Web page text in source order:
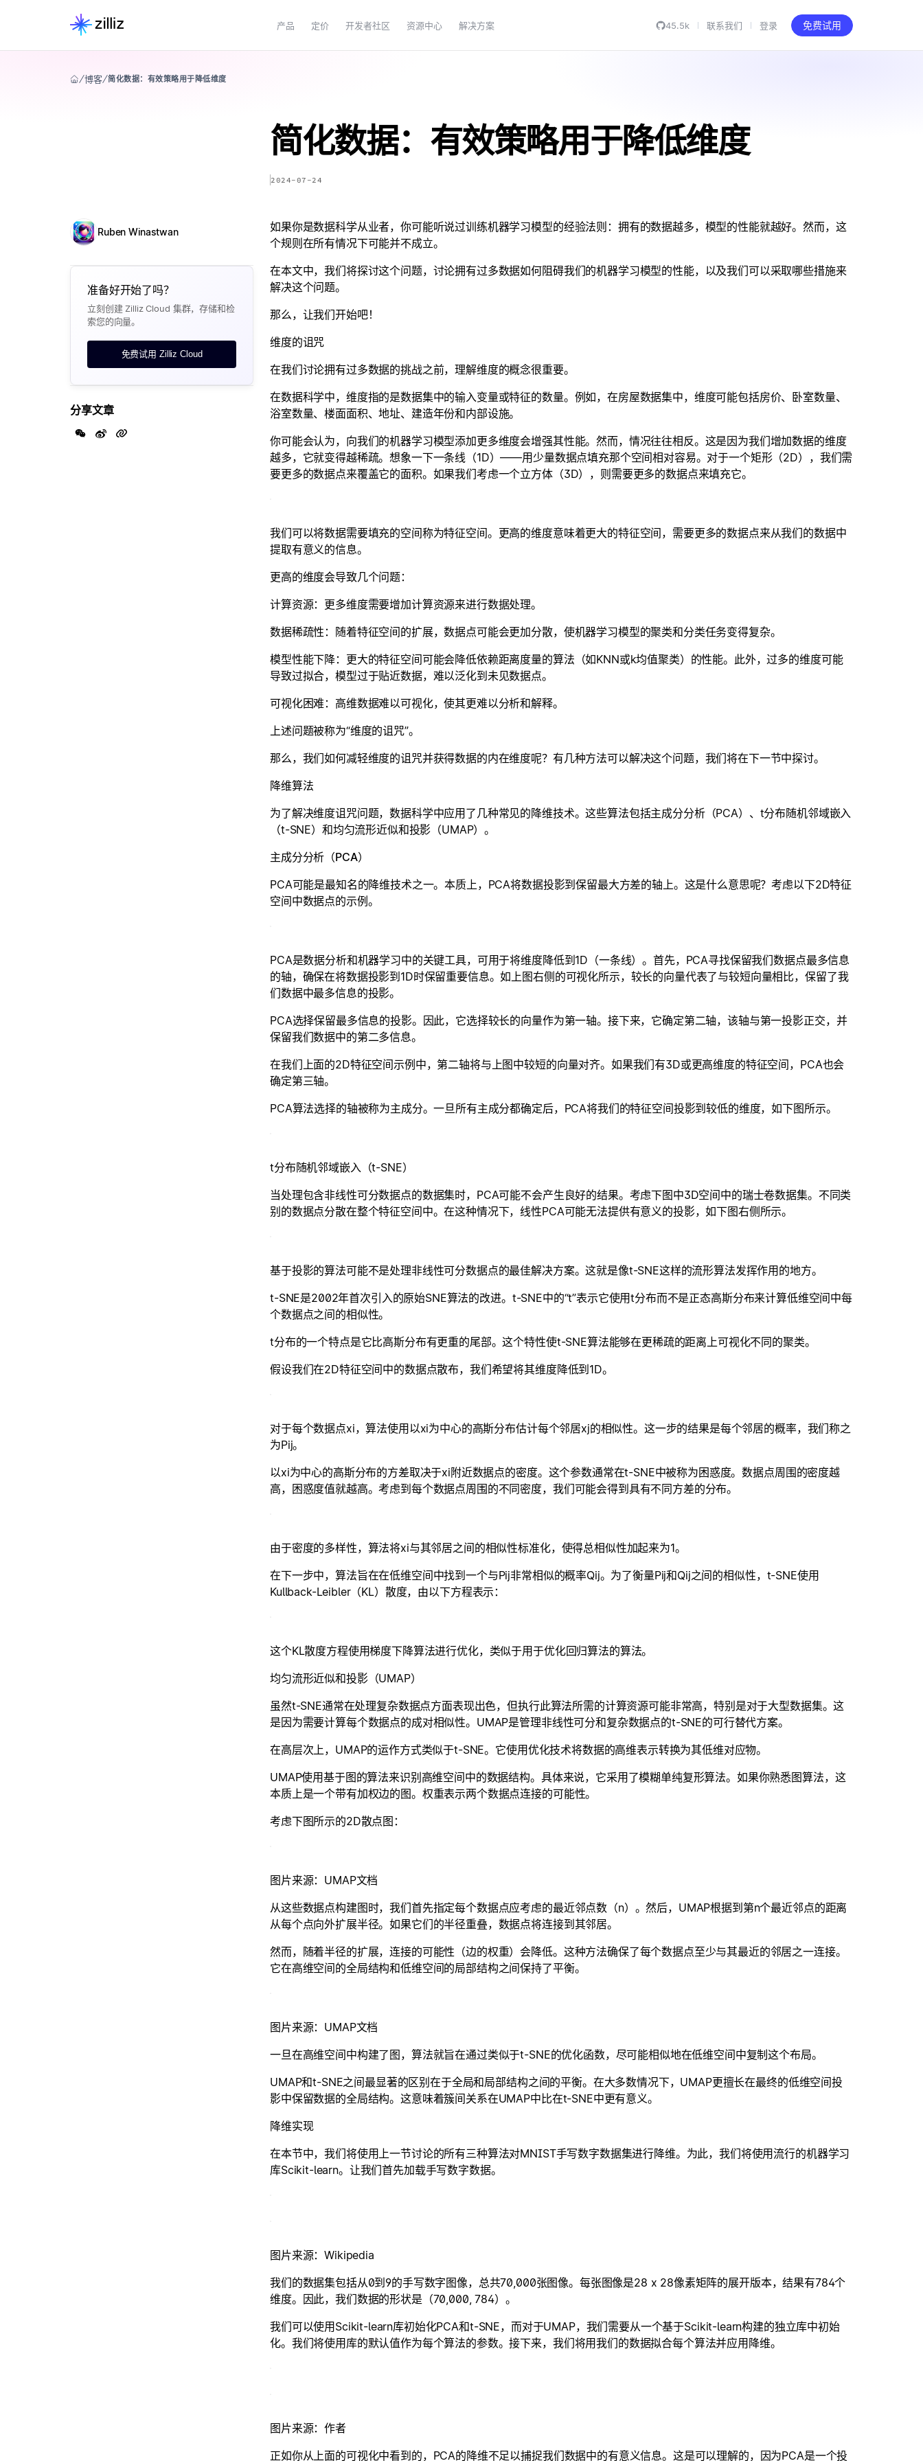
产品 定价 开发者社区 资源中心 解决方案 45.5k 联系我们 登录 免费试用
博客 简化数据：有效策略用于降低维度
简化数据：有效策略用于降低维度
2024-07-24
Ruben Winastwan
准备好开始了吗？
立刻创建 Zilliz Cloud 集群，存储和检
索您的向量。
免费试用 Zilliz Cloud
分享文章
如果你是数据科学从业者，你可能听说过训练机器学习模型的经验法则：拥有的数据越多，模型的性能就越好。然而，这
个规则在所有情况下可能并不成立。
在本文中，我们将探讨这个问题，讨论拥有过多数据如何阻碍我们的机器学习模型的性能，以及我们可以采取哪些措施来
解决这个问题。
那么，让我们开始吧！
维度的诅咒
在我们讨论拥有过多数据的挑战之前，理解维度的概念很重要。
在数据科学中，维度指的是数据集中的输入变量或特征的数量。例如，在房屋数据集中，维度可能包括房价、卧室数量、
浴室数量、楼面面积、地址、建造年份和内部设施。
你可能会认为，向我们的机器学习模型添加更多维度会增强其性能。然而，情况往往相反。这是因为我们增加数据的维度
越多，它就变得越稀疏。想象一下一条线（1D）——用少量数据点填充那个空间相对容易。对于一个矩形（2D），我们需
要更多的数据点来覆盖它的面积。如果我们考虑一个立方体（3D），则需要更多的数据点来填充它。
我们可以将数据需要填充的空间称为特征空间。更高的维度意味着更大的特征空间，需要更多的数据点来从我们的数据中
提取有意义的信息。
更高的维度会导致几个问题：
计算资源：更多维度需要增加计算资源来进行数据处理。
数据稀疏性：随着特征空间的扩展，数据点可能会更加分散，使机器学习模型的聚类和分类任务变得复杂。
模型性能下降：更大的特征空间可能会降低依赖距离度量的算法（如KNN或k均值聚类）的性能。此外，过多的维度可能
导致过拟合，模型过于贴近数据，难以泛化到未见数据点。
可视化困难：高维数据难以可视化，使其更难以分析和解释。
上述问题被称为“维度的诅咒”。
那么，我们如何减轻维度的诅咒并获得数据的内在维度呢？有几种方法可以解决这个问题，我们将在下一节中探讨。
降维算法
为了解决维度诅咒问题，数据科学中应用了几种常见的降维技术。这些算法包括主成分分析（PCA）、t分布随机邻域嵌入
（t-SNE）和均匀流形近似和投影（UMAP）。
主成分分析（PCA）
PCA可能是最知名的降维技术之一。本质上，PCA将数据投影到保留最大方差的轴上。这是什么意思呢？考虑以下2D特征
空间中数据点的示例。
PCA是数据分析和机器学习中的关键工具，可用于将维度降低到1D（一条线）。首先，PCA寻找保留我们数据点最多信息
的轴，确保在将数据投影到1D时保留重要信息。如上图右侧的可视化所示，较长的向量代表了与较短向量相比，保留了我
们数据中最多信息的投影。
PCA选择保留最多信息的投影。因此，它选择较长的向量作为第一轴。接下来，它确定第二轴，该轴与第一投影正交，并
保留我们数据中的第二多信息。
在我们上面的2D特征空间示例中，第二轴将与上图中较短的向量对齐。如果我们有3D或更高维度的特征空间，PCA也会
确定第三轴。
PCA算法选择的轴被称为主成分。一旦所有主成分都确定后，PCA将我们的特征空间投影到较低的维度，如下图所示。
t分布随机邻域嵌入（t-SNE）
当处理包含非线性可分数据点的数据集时，PCA可能不会产生良好的结果。考虑下图中3D空间中的瑞士卷数据集。不同类
别的数据点分散在整个特征空间中。在这种情况下，线性PCA可能无法提供有意义的投影，如下图右侧所示。
基于投影的算法可能不是处理非线性可分数据点的最佳解决方案。这就是像t-SNE这样的流形算法发挥作用的地方。
t-SNE是2002年首次引入的原始SNE算法的改进。t-SNE中的“t”表示它使用t分布而不是正态高斯分布来计算低维空间中每
个数据点之间的相似性。
t分布的一个特点是它比高斯分布有更重的尾部。这个特性使t-SNE算法能够在更稀疏的距离上可视化不同的聚类。
假设我们在2D特征空间中的数据点散布，我们希望将其维度降低到1D。
对于每个数据点xi，算法使用以xi为中心的高斯分布估计每个邻居xj的相似性。这一步的结果是每个邻居的概率，我们称之
为Pij。
以xi为中心的高斯分布的方差取决于xi附近数据点的密度。这个参数通常在t-SNE中被称为困惑度。数据点周围的密度越
高，困惑度值就越高。考虑到每个数据点周围的不同密度，我们可能会得到具有不同方差的分布。
由于密度的多样性，算法将xi与其邻居之间的相似性标准化，使得总相似性加起来为1。
在下一步中，算法旨在在低维空间中找到一个与Pij非常相似的概率Qij。为了衡量Pij和Qij之间的相似性，t-SNE使用
Kullback-Leibler（KL）散度，由以下方程表示：
这个KL散度方程使用梯度下降算法进行优化，类似于用于优化回归算法的算法。
均匀流形近似和投影（UMAP）
虽然t-SNE通常在处理复杂数据点方面表现出色，但执行此算法所需的计算资源可能非常高，特别是对于大型数据集。这
是因为需要计算每个数据点的成对相似性。UMAP是管理非线性可分和复杂数据点的t-SNE的可行替代方案。
在高层次上，UMAP的运作方式类似于t-SNE。它使用优化技术将数据的高维表示转换为其低维对应物。
UMAP使用基于图的算法来识别高维空间中的数据结构。具体来说，它采用了模糊单纯复形算法。如果你熟悉图算法，这
本质上是一个带有加权边的图。权重表示两个数据点连接的可能性。
考虑下图所示的2D散点图：
图片来源：UMAP文档
从这些数据点构建图时，我们首先指定每个数据点应考虑的最近邻点数（n）。然后，UMAP根据到第n个最近邻点的距离
从每个点向外扩展半径。如果它们的半径重叠，数据点将连接到其邻居。
然而，随着半径的扩展，连接的可能性（边的权重）会降低。这种方法确保了每个数据点至少与其最近的邻居之一连接。
它在高维空间的全局结构和低维空间的局部结构之间保持了平衡。
图片来源：UMAP文档
一旦在高维空间中构建了图，算法就旨在通过类似于t-SNE的优化函数，尽可能相似地在低维空间中复制这个布局。
UMAP和t-SNE之间最显著的区别在于全局和局部结构之间的平衡。在大多数情况下，UMAP更擅长在最终的低维空间投
影中保留数据的全局结构。这意味着簇间关系在UMAP中比在t-SNE中更有意义。
降维实现
在本节中，我们将使用上一节讨论的所有三种算法对MNIST手写数字数据集进行降维。为此，我们将使用流行的机器学习
库Scikit-learn。让我们首先加载手写数字数据。
图片来源：Wikipedia
我们的数据集包括从0到9的手写数字图像，总共70,000张图像。每张图像是28 x 28像素矩阵的展开版本，结果有784个
维度。因此，我们数据的形状是（70,000, 784）。
我们可以使用Scikit-learn库初始化PCA和t-SNE，而对于UMAP，我们需要从一个基于Scikit-learn构建的独立库中初始
化。我们将使用库的默认值作为每个算法的参数。接下来，我们将用我们的数据拟合每个算法并应用降维。
图片来源：作者
正如你从上面的可视化中看到的，PCA的降维不足以捕捉我们数据中的有意义信息。这是可以理解的，因为PCA是一个投